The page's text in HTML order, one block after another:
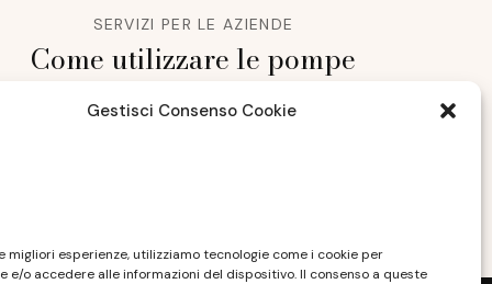
Gestisci Consenso Cookie
migliori esperienze, utilizziamo tecnologie come i cookie per
e/o accedere alle informazioni del dispositivo. Il consenso a queste
SERVIZI PER LE AZIENDE
Come utilizzare le pompe
alta pressione